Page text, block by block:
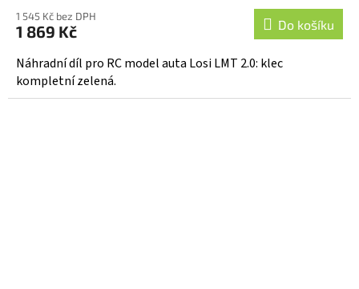
1 545 Kč bez DPH
1 869 Kč Do košíku
Náhradní díl pro RC model auta Losi LMT 2.0: klec
kompletní zelená.